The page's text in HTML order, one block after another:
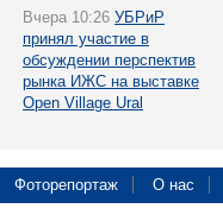
Вчера 10:26 УБРиР
принял участие в
обсуждении перспектив
рынка ИЖС на выставке
Open Village Ural
Фоторепортаж О нас